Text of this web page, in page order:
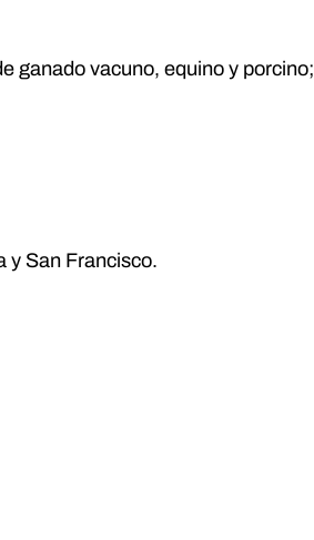
ganado vacuno, equino y porcino;
y San Francisco.